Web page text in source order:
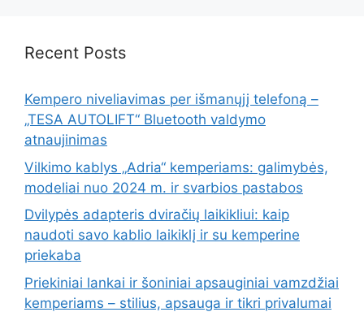
Recent Posts
Kempero niveliavimas per išmanųjį telefoną –
„TESA AUTOLIFT“ Bluetooth valdymo
atnaujinimas
Vilkimo kablys „Adria“ kemperiams: galimybės,
modeliai nuo 2024 m. ir svarbios pastabos
Dvilypės adapteris dviračių laikikliui: kaip
naudoti savo kablio laikiklį ir su kemperine
priekaba
Priekiniai lankai ir šoniniai apsauginiai vamzdžiai
kemperiams – stilius, apsauga ir tikri privalumai